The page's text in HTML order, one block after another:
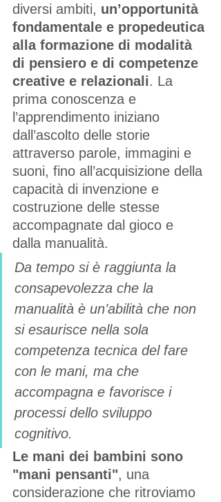
diversi ambiti, un’opportunità
fondamentale e propedeutica
alla formazione di modalità
di pensiero e di competenze
creative e relazionali. La
prima conoscenza e
l’apprendimento iniziano
dall’ascolto delle storie
attraverso parole, immagini e
suoni, fino all’acquisizione della
capacità di invenzione e
costruzione delle stesse
accompagnate dal gioco e
dalla manualità.
Da tempo si è raggiunta la
consapevolezza che la
manualità è un’abilità che non
si esaurisce nella sola
competenza tecnica del fare
con le mani, ma che
accompagna e favorisce i
processi dello sviluppo
cognitivo.
Le mani dei bambini sono
"mani pensanti", una
considerazione che ritroviamo